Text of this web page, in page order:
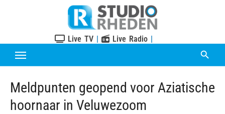
Live TV | Live Radio |
Meldpunten geopend voor Aziatische
hoornaar in Veluwezoom